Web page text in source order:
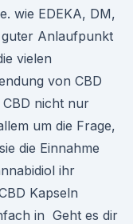
wie EDEKA, DM,
guter Anlaufpunkt
vielen
von CBD
nicht nur
um die Frage,
die Einnahme
ihr
Kapseln
in Geht es dir